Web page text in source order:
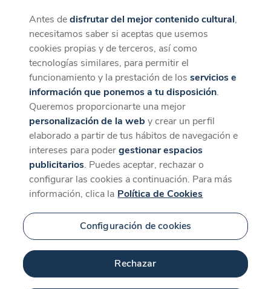
CaixaForum+
La mejor experiencia desde la App
Descargar
Antes dedisfrutar del mejor contenido cultural,
necesitamos saber si aceptas que usemos
cookies propias y de terceros, así como
tecnologías similares, para permitir el
funcionamiento y la prestación de losservicios e
información que ponemos a tu disposición.
Queremos proporcionarte una mejor
personalización de la web y crear un perfil
elaborado a partir de tus hábitos de navegación e
intereses para podergestionar espacios
publicitarios. Puedes aceptar, rechazar o
configurar las cookies a continuación. Para más
información, clica la Política de Cookies
Configuración de cookies
Rechazar